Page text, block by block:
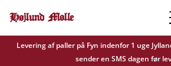
Levering af paller på Fyn indenfor 1 uge
sender en SMS dagen før